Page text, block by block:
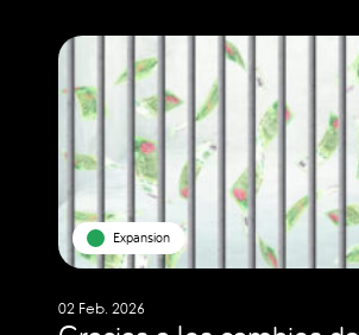
Expansion
02 Feb. 2026